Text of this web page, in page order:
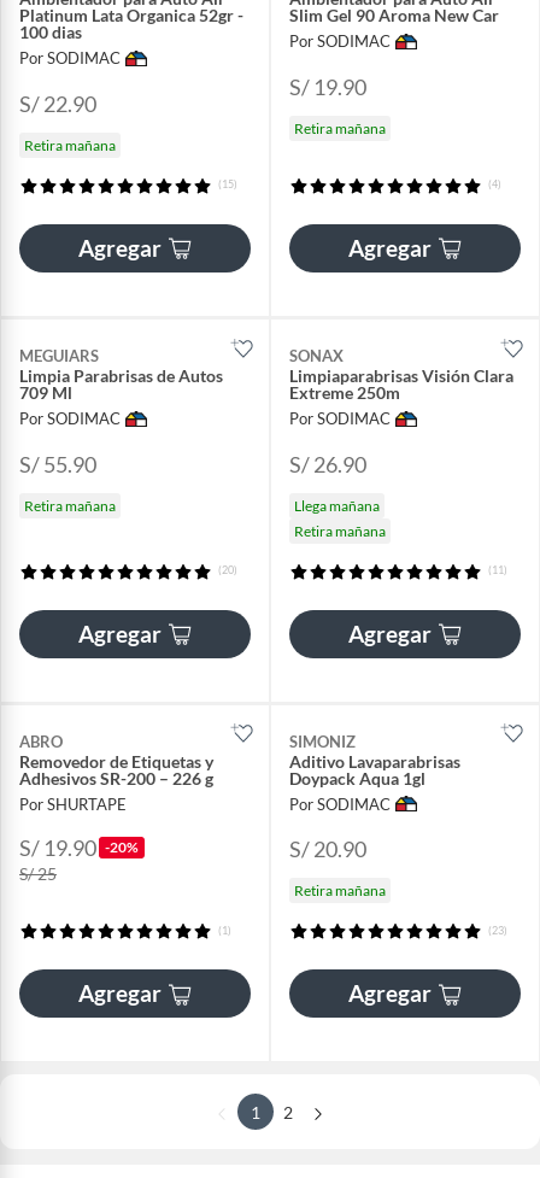
Platinum Lata Organica 52gr -
100 dias
Por SODIMAC
S/ 22.90
Retira mañana
(15)
Agregar
Slim Gel 90 Aroma New Car
Por SODIMAC
S/ 19.90
Retira mañana
(4)
Agregar
MEGUIARS
Limpia Parabrisas de Autos
709 Ml
Por SODIMAC
S/ 55.90
Retira mañana
(20)
Agregar
SONAX
Limpiaparabrisas Visión Clara
Extreme 250m
Por SODIMAC
S/ 26.90
Llega mañana
Retira mañana
(11)
Agregar
ABRO
Removedor de Etiquetas y
Adhesivos SR-200 – 226 g
Por SHURTAPE
S/ 19.90 -20%
S/ 25
(1)
Agregar
SIMONIZ
Aditivo Lavaparabrisas
Doypack Aqua 1gl
Por SODIMAC
S/ 20.90
Retira mañana
(23)
Agregar
1 2